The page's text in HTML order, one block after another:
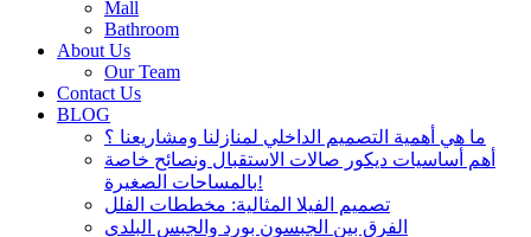
Mall
Bathroom
About Us
Our Team
Contact Us
BLOG
ما هي أهمية التصميم الداخلي لمنازلنا ومشاريعنا ؟
أهم أساسيات ديكور صالات الاستقبال ونصائح خاصة
بالمساحات الصغيرة!
تصميم الفيلا المثالية: مخططات الفلل
الفرق بين الجبسون بورد والجبس البلدي